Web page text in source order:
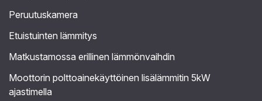
Peruutuskamera
Etuistuinten lämmitys
Matkustamossa erillinen lämmönvaihdin
Moottorin polttoainekäyttöinen lisälämmitin 5kW
ajastimella